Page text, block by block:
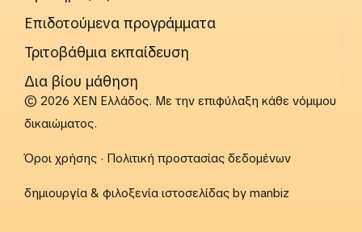
Επιδοτούμενα προγράμματα
Τριτοβάθμια εκπαίδευση
Δια βίου μάθηση
© 2026 ΧΕΝ Ελλάδος. Με την επιφύλαξη κάθε νόμιμου
δικαιώματος.
Όροι χρήσης · Πολιτική προστασίας δεδομένων
δημιουργία & φιλοξενία ιστοσελίδας by manbiz